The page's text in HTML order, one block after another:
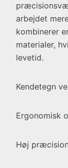
arbejdet
kombinerer
materialer,
levetid.
Kendetegn
Ergonomisk
Høj